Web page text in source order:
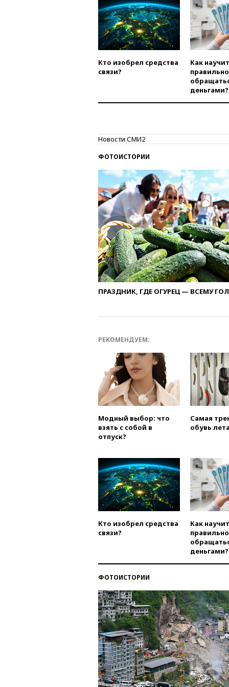
Кто изобрел средства
связи?
Как
правильно
деньгами?
Новости СМИ2
ФОТОИСТОРИИ
ПРАЗДНИК, ГДЕ ОГУРЕЦ — ВСЕМУ
РЕКОМЕНДУЕМ:
Модный выбор: что
взять с собой в
отпуск?
Самая
обувь
Кто изобрел средства
связи?
Как
правильно
деньгами?
ФОТОИСТОРИИ